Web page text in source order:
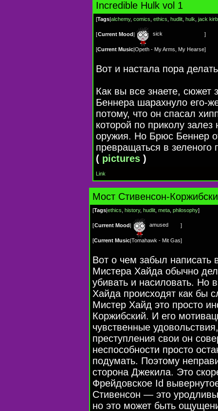
Incredible Hulk vol 1
[Tags|alchemy, comics ethics hudlit hulk jack
[Current Mood| sick ]
[Current Music|Opeth - My Arms, My Hearse]
Вот и настала пора
Как вы все знаете, сюжет
Беннера шарахнуло его-
потому, что он спасал
которой по приколу
оружия. Но Брюс Беннер
превращаться в зеленого
( pictures )
Link
Mост Cтивенсон-
[Tags|ethics history, hudlit meta philosophy]
[Current Mood| amused ]
[Current Music|Tomahawk - Mit Gas]
Вот о чем забыл
Мистера Хайда обычно
убивать и насиловать. Но
Хайда происходят как бы
Мистер Хайд это просто
Коржибский. И его
чувственные
преступления свои он
неспособности просто
подумать. Поэтому
сторона Джекила. Это
Фрейдовское Id
Стивенсон — это
но это может быть